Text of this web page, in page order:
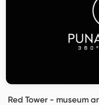
Red Tower - museum